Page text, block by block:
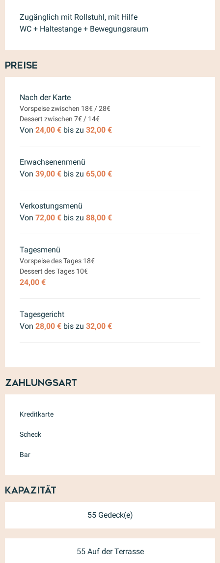
Zugänglich mit Rollstuhl, mit Hilfe
WC + Haltestange + Bewegungsraum
Preise
Preise 2026
Nach der Karte
Vorspeise zwischen 18€ / 28€
Dessert zwischen 7€ / 14€
Von 24,00 € bis zu 32,00 €
Erwachsenenmenü
Von 39,00 € bis zu 65,00 €
Verkostungsmenü
Von 72,00 € bis zu 88,00 €
Tagesmenü
Vorspeise des Tages 18€
Dessert des Tages 10€
24,00 €
Tagesgericht
Von 28,00 € bis zu 32,00 €
Zahlungsart
Kreditkarte
Scheck
Bar
Kapazität
55 Gedeck(e)
55 Auf der Terrasse